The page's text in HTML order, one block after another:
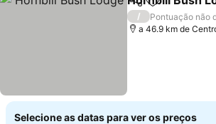
PartilharAdicionar
/
Pontuação não
a 46.9 km de
Selecione as datas para ver os preços